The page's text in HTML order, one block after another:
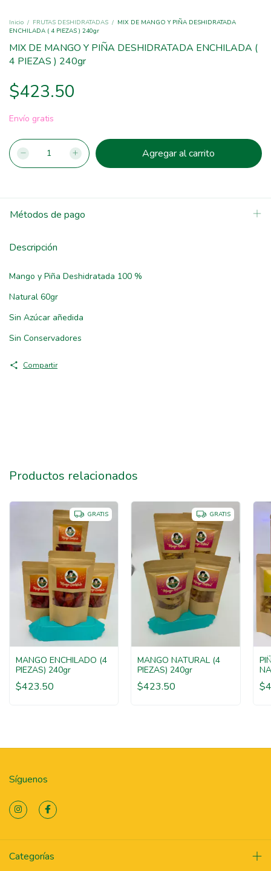
Inicio / FRUTAS DESHIDRATADAS / MIX DE MANGO Y PIÑA DESHIDRATADA
ENCHILADA ( 4 PIEZAS ) 240gr
MIX DE MANGO Y PIÑA DESHIDRATADA ENCHILADA (
4 PIEZAS ) 240gr
$423.50
Envío gratis
Métodos de pago
Descripción
Mango y Piña Deshidratada 100 %
Natural 60gr
Sin Azúcar añedida
Sin Conservadores
Compartir
Productos relacionados
GRATIS
MANGO ENCHILADO (4
PIEZAS) 240gr
$423.50
GRATIS
MANGO NATURAL (4
PIEZAS) 240gr
$423.50
Síguenos
Categorías